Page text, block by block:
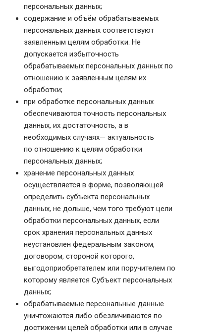
персональных данных;
содержание и объём обрабатываемых
персональных данных соответствуют
заявленным целям обработки. Не
допускается избыточность
обрабатываемых персональных данных по
отношению к заявленным целям их
обработки;
при обработке персональных данных
обеспечиваются точность персональных
данных, их достаточность, а в
необходимых случаях— актуальность
по отношению к целям обработки
персональных данных;
хранение персональных данных
осуществляется в форме, позволяющей
определить субъекта персональных
данных, не дольше, чем того требуют цели
обработки персональных данных, если
срок хранения персональных данных
неустановлен федеральным законом,
договором, стороной которого,
выгодоприобретателем или поручителем по
которому является Субъект персональных
данных;
обрабатываемые персональные данные
уничтожаются либо обезличиваются по
достижении целей обработки или в случае